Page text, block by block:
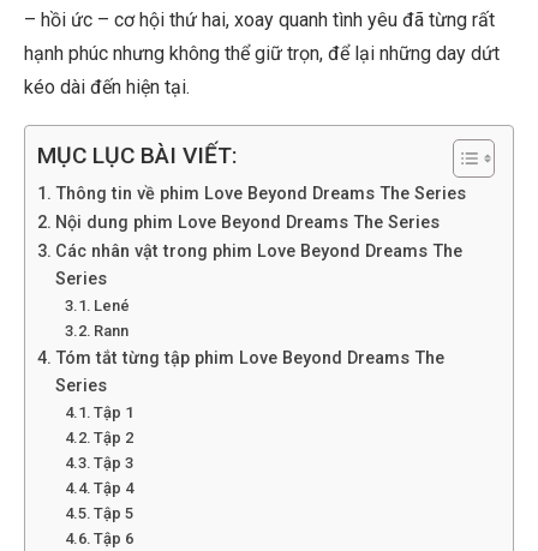
– hồi ức – cơ hội thứ hai, xoay quanh tình yêu đã từng rất
hạnh phúc nhưng không thể giữ trọn, để lại những day dứt
kéo dài đến hiện tại.
MỤC LỤC BÀI VIẾT:
Thông tin về phim Love Beyond Dreams The Series
Nội dung phim Love Beyond Dreams The Series
Các nhân vật trong phim Love Beyond Dreams The
Series
Lené
Rann
Tóm tắt từng tập phim Love Beyond Dreams The
Series
Tập 1
Tập 2
Tập 3
Tập 4
Tập 5
Tập 6